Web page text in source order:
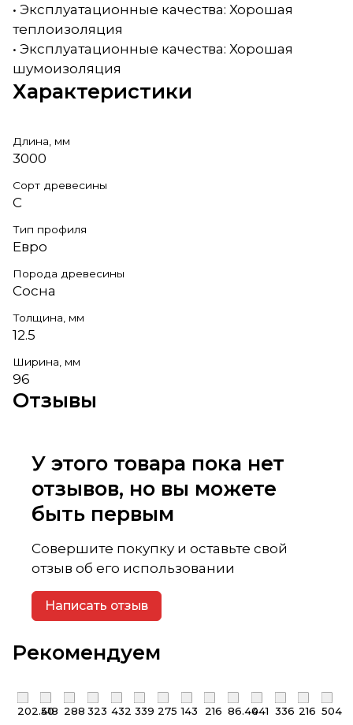
• Эксплуатационные качества: Хорошая
теплоизоляция
• Эксплуатационные качества: Хорошая
шумоизоляция
Характеристики
Длина, мм
3000
Сорт древесины
С
Тип профиля
Евро
Порода древесины
Сосна
Толщина, мм
12.5
Ширина, мм
96
Отзывы
У этого товара пока нет
отзывов, но вы можете
быть первым
Совершите покупку и оставьте свой
отзыв об его использовании
Написать отзыв
Рекомендуем
202.50
418 288 323 432 339 275 143
216 86.40441 336 216 504